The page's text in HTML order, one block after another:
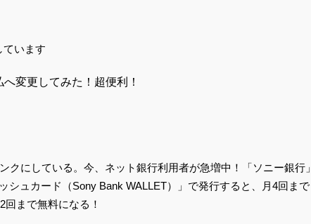
ています
変更してみた！超便利！
クにしている。今、ネット銀行利用者が急増中！「ソニー銀行」
シュカード
（Sony Bank WALLET）」で発行すると、月4回まで
まで無料になる！